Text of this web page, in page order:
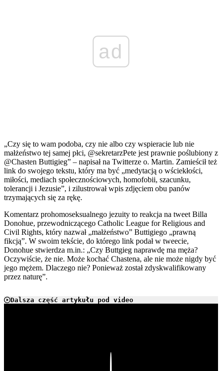
ad
„Czy się to wam podoba, czy nie albo czy wspieracie lub nie
małżeństwo tej samej płci, @sekretarzPete jest prawnie poślubiony z
@Chasten Buttigieg” – napisał na Twitterze o. Martin. Zamieścił też
link do swojego tekstu, który ma być „medytacją o wściekłości,
miłości, mediach społecznościowych, homofobii, szacunku,
tolerancji i Jezusie”, i zilustrował wpis zdjęciem obu panów
trzymających się za rękę.
Komentarz prohomoseksualnego jezuity to reakcja na tweet Billa
Donohue, przewodniczącego Catholic League for Religious and
Civil Rights, który nazwał „małżeństwo” Buttigiego „prawną
fikcją”. W swoim tekście, do którego link podał w tweecie,
Donohue stwierdza m.in.: „Czy Buttgieg naprawdę ma męża?
Oczywiście, że nie. Może kochać Chastena, ale nie może nigdy być
jego mężem. Dlaczego nie? Ponieważ został zdyskwalifikowany
przez naturę”.
Dalsza część artykułu pod video